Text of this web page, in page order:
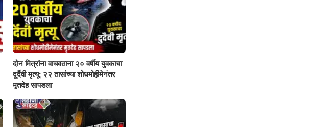
दोन मित्रांना वाचवताना २० वर्षीय युवकाचा
दुर्दैवी मृत्यू; २२ तासांच्या शोधमोहीमेनंतर
मृतदेह सापडला